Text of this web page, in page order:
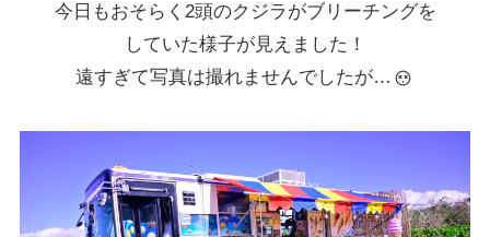
今日もおそらく2頭のクジラがブリーチングを
していた様子が見えました！
遠すぎて写真は撮れませんでしたが…